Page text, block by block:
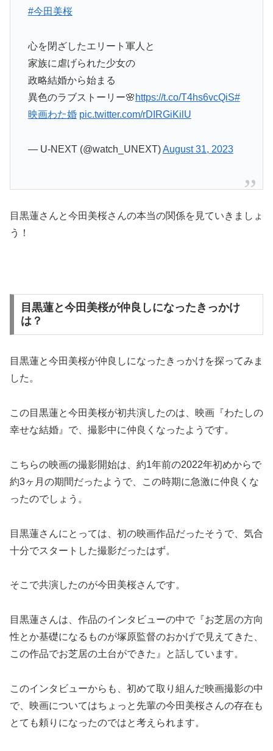
#今田美桜
心を閉ざしたエリート軍人と
家族に虐げられた少女の
政略結婚から始まる
異色のラブストーリー🌸 https://t.co/T4hs6vcQiS#
映画わた婚 pic.twitter.com/rDIRGiKilU
— U-NEXT (@watch_UNEXT)August 31, 2023
目黒蓮さんと今田美桜さんの本当の関係を見ていきましょ
う！
目黒蓮と今田美桜が仲良しになったきっかけ
は？
目黒蓮と今田美桜が仲良しになったきっかけを探ってみま
した。
この目黒蓮と今田美桜が初共演したのは、映画『わたしの
幸せな結婚』で、撮影中に仲良くなったようです。
こちらの映画の撮影開始は、約1年前の2022年初めからで
約3ヶ月の期間だったようで、この時期に急激に仲良くな
ったのでしょう。
目黒蓮さんにとっては、初の映画作品だったそうで、気合
十分でスタートした撮影だったはず。
そこで共演したのが今田美桜さんです。
目黒蓮さんは、作品のインタビューの中で『お芝居の方向
性とか基礎になるものが塚原監督のおかげで見えてきた、
この作品でお芝居の土台ができた』と話しています。
このインタビューからも、初めて取り組んだ映画撮影の中
で、映画についてはちょっと先輩の今田美桜さんの存在も
とても頼りになったのではと考えられます。